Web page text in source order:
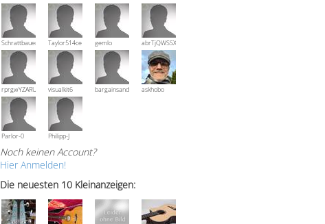
Schrattbauer Taylor514ce gemlo abrTjQWSSXuVznPolE
rprgwYZARUTZQyCWESpD
visualkit6 bargainsandmoreaskhobo
Parlor-0 Philipp-J
Noch keinen Account?
Hier Anmelden!
Die neuesten 10 Kleinanzeigen: